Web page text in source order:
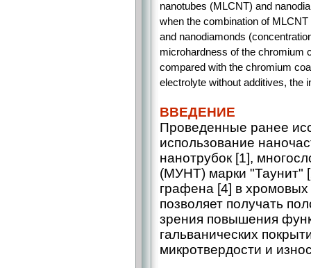
nanotubes (MLCNT) and
when the combination of
and nanodiamonds
microhardness of the chromium
compared with the chromium
electrolyte without additives, the
ВВЕДЕНИЕ
Проведенные ранее
использование
нанотрубок [1],
(МУНТ) марки "Таунит"
графена [4] в хромовых
позволяет получать
зрения повышения
гальванических
микротвердости и